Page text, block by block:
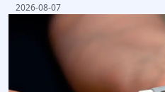
2026-08-07